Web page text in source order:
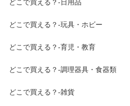
どこで買える？-日用品
どこで買える？-玩具・ホビー
どこで買える？-育児・教育
どこで買える？-調理器具・食器類
どこで買える？-雑貨